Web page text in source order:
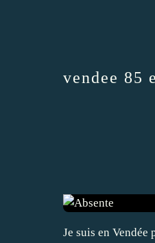
vendee 85
Je suis en